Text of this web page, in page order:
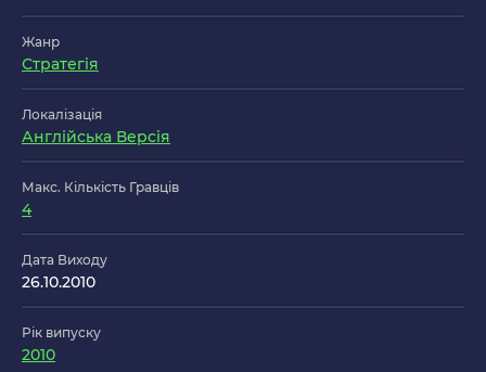
Жанр
Стратегія
Локалізація
Англійська Версія
Макс. Кількість Гравців
4
Дата Виходу
26.10.2010
Рік випуску
2010